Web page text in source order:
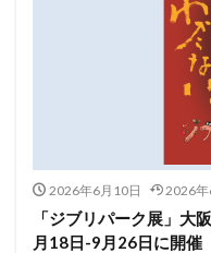
2026年6月10日 2026年
「ジブリパーク展」大
月18日-9月26日に開催